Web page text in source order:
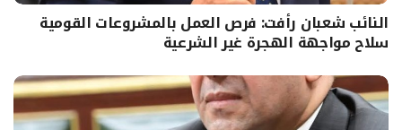
النائب شعبان رأفت: فرص العمل بالمشروعات القومية
سلاح مواجهة الهجرة غير الشرعية